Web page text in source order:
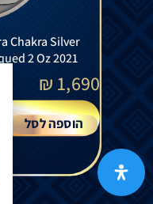
Chakra Silver
2 Oz 2021
1,690
₪
הוספה לסל